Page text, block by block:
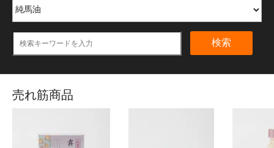
検索
売れ筋商品